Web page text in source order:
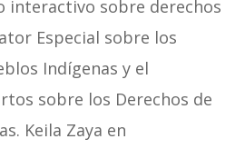
interactivo sobre derechos
Especial sobre los
Indígenas y el
sobre los Derechos de
Keila Zaya en